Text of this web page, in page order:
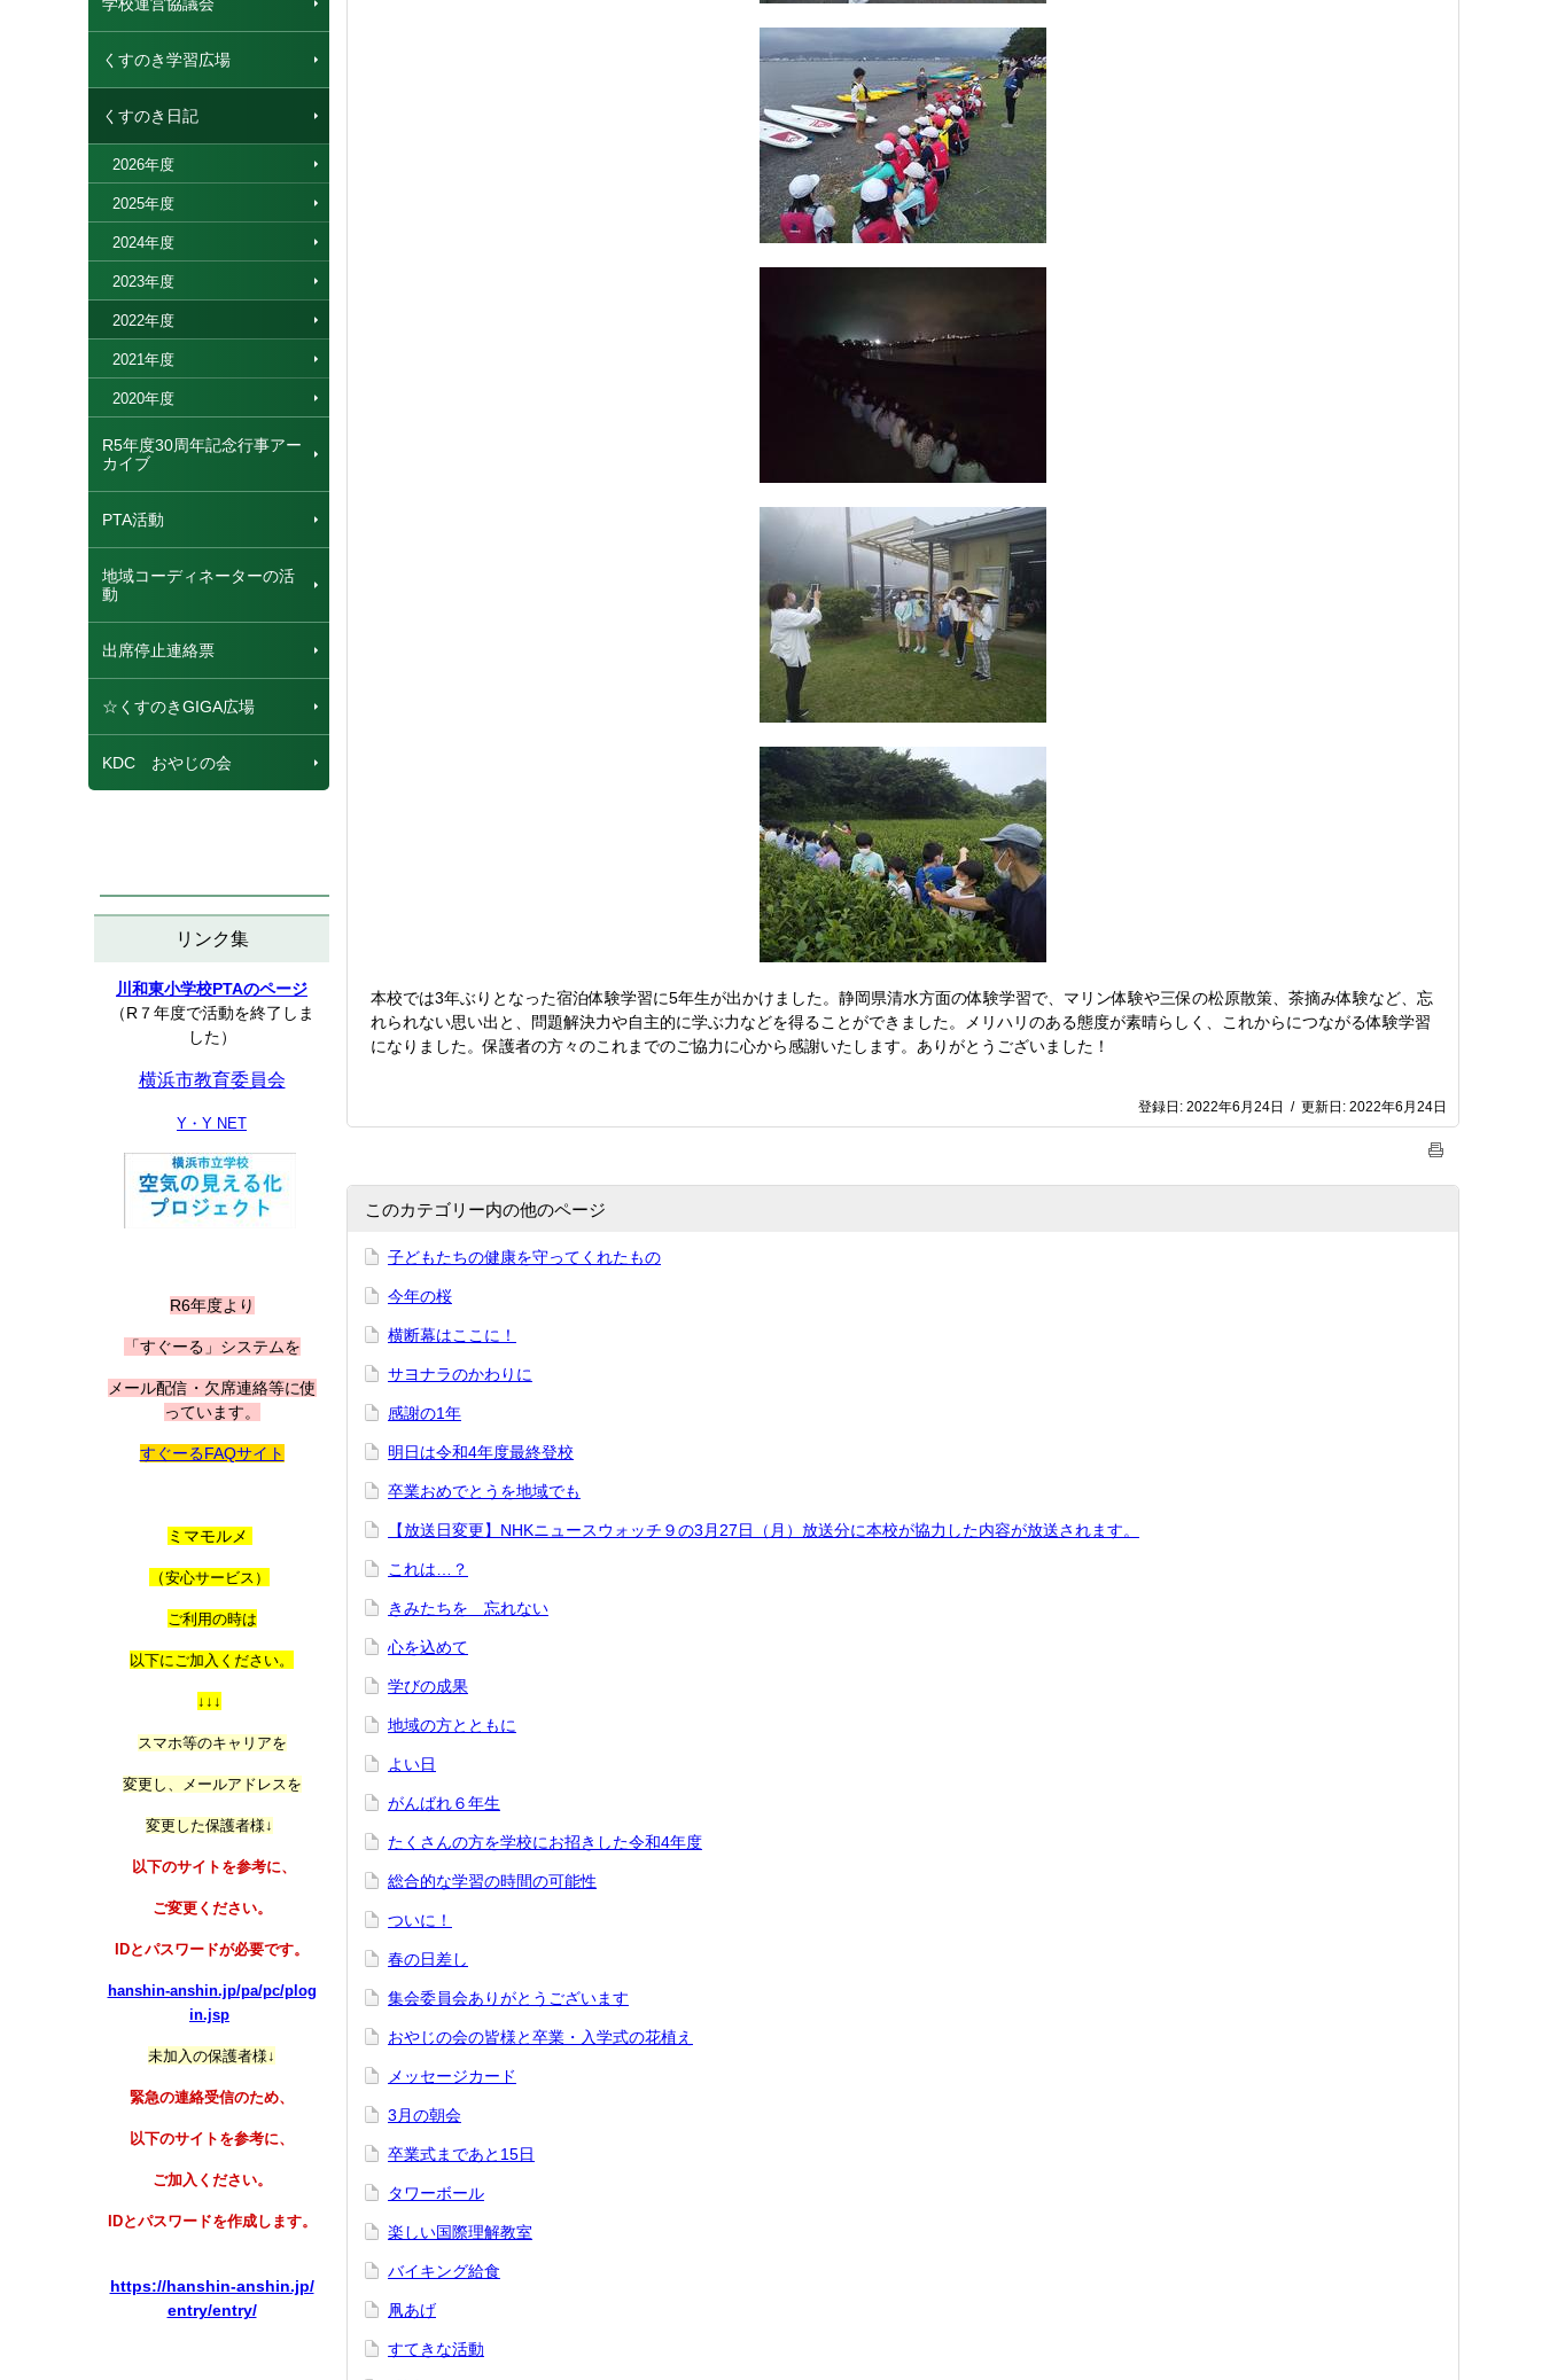
くすのき学習広場
くすのき日記
2026年度
2025年度
2024年度
2023年度
2022年度
2021年度
2020年度
R5年度30周年記念行事アー
カイブ
PTA活動
地域コーディネーターの活
動
出席停止連絡票
☆くすのきGIGA広場
KDC おやじの会
リンク集
川和東小学校PTAのページ
（R７年度で活動を終了しま
した）
横浜市教育委員会
Y・Y NET
R6年度より
「すぐーる」システムを
メール配信・欠席連絡等に使
っています。
すぐーるFAQサイト
ミマモルメ
（安心サービス）
ご利用の時は
以下にご加入ください。
↓↓↓
スマホ等のキャリアを
変更し、メールアドレスを
変更した保護者様↓
以下のサイトを参考に、
ご変更ください。
IDとパスワードが必要です。
hanshin-anshin.jp/pa/pc/plog
in.jsp
未加入の保護者様↓
緊急の連絡受信のため、
以下のサイトを参考に、
ご加入ください。
IDとパスワードを作成します。
https://hanshin-anshin.jp/
entry/entry/
本校では3年ぶりとなった宿泊体験学習に5年生が出かけました。静岡県清水方面の体験学習で、マリン体験や三保の松原散策、茶摘み体験など、忘
れられない思い出と、問題解決力や自主的に学ぶ力などを得ることができました。メリハリのある態度が素晴らしく、これからにつながる体験学習
になりました。保護者の方々のこれまでのご協力に心から感謝いたします。ありがとうございました！
登録日: 2022年6月24日 / 更新日: 2022年6月24日
このカテゴリー内の他のページ
子どもたちの健康を守ってくれたもの
今年の桜
横断幕はここに！
サヨナラのかわりに
感謝の1年
明日は令和4年度最終登校
卒業おめでとうを地域でも
【放送日変更】NHKニュースウォッチ９の3月27日（月）放送分に本校が協力した内容が放送されます。
これは…？
きみたちを 忘れない
心を込めて
学びの成果
地域の方とともに
よい日
がんばれ６年生
たくさんの方を学校にお招きした令和4年度
総合的な学習の時間の可能性
ついに！
春の日差し
集会委員会ありがとうございます
おやじの会の皆様と卒業・入学式の花植え
メッセージカード
3月の朝会
卒業式まであと15日
タワーボール
楽しい国際理解教室
バイキング給食
凧あげ
すてきな活動